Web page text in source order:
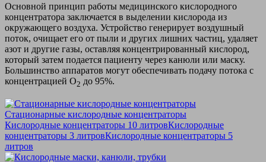
Основной принцип работы медицинского кислородного
концентратора заключается в выделении кислорода из
окружающего воздуха. Устройство генерирует воздушный
поток, очищает его от пыли и других лишних частиц, удаляет
азот и другие газы, оставляя концентрированный кислород,
который затем подается пациенту через канюли или маску.
Большинство аппаратов могут обеспечивать подачу потока с
концентрацией О2 до 95%.
Стационарные кислородные концентраторы
Кислородные концентраторы 10 литровКислородные
концентраторы 3 литровКислородные концентраторы 5
литров